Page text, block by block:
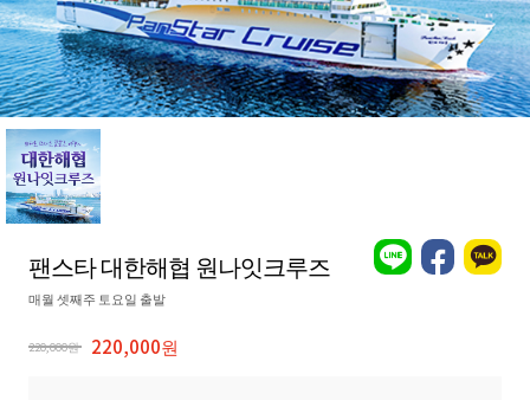
팬스타 대한해협 원나잇크루즈
매월 셋째주 토요일 출발
220,000원 220,000원